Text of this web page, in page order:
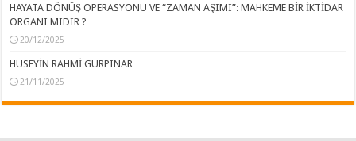
HAYATA DÖNÜŞ OPERASYONU VE “ZAMAN AŞIMI”: MAHKEME BİR İKTİDAR
ORGANI MIDIR ?
20/12/2025
HÜSEYİN RAHMİ GÜRPINAR
21/11/2025